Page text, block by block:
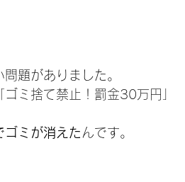
題がありました。
ミ捨て禁止！罰金30万円」
ゴミが消えた んです。